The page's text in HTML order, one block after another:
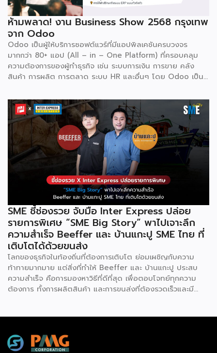
ห้ามพลาด! งาน Business Show 2568 กรุงเทพ
จาก Odoo
Odoo เป็นผู้ให้บริการซอฟต์แวร์ที่มีแอปพิลเคชันครบวงจร
มากกว่า 80+ แอป (All – in – One Platform) ที่ครอบคลุม
ความต้องการของผู้ทำธุรกิจ เช่น ระบบการเงิน การขาย คลัง
สินค้า การผลิต การตลาด ระบบ HR และอื่นๆ โดย Odoo เป็นผู้
เบลเยี่ยมให้บริการใน 19 แห่งทั่วโลก รวมถึงสหรัฐอเมริกา ฮ่องกง
อินโดนีเซีย และดูไบ ปัจจุบัน Odoo ให้บริการผู้ใช้งานในไทย
มากกว่า 4 แสนราย และมีผู้ใช้งานมากกว่า 6 ล้านคนทั่วเอเชีย ปีนี้
Odoo กลับมาจัดงาน Business Roadshow 2568 ภายใต้
Concept พลิกธุรกิจให้กำไร ต่อยอดธุรกิจของคุณด้วย
ซอฟต์แวร์ ERP ที่มาปลดล็อกทุกธุรกิจในประเทศไทยผ่านการนำ
เทคโนโลยีใหม่สุดล้ำ ยกระดับองค์กรของคุณไปสู่ระบบดิจิทัล
พร้อมกับโอกาสที่จะได้เข้ามาเป็นพาร์ทเนอร์ระดับมืออาชีพร่วมกับ
SME ชี้ช่องรวย จับมือ Inter Express ปล่อย
รายการพิเศษ “SME Big Story” พาไปเจาะลึก
ความสำเร็จ Beeffer และ บ้านแกะปู SME ไทย ที่
เติบโตได้ด้วยขนส่ง
โลกของธุรกิจในท้องถิ่นที่ต้องการเติบโต ย่อมเผชิญกับความ
ท้าทายมากมาย แต่สิ่งที่ทำให้ Beeffer และ บ้านแกะปู ประสบ
ความสำเร็จ คือการมองหาวิธีที่ดีที่สุด เพื่อตอบโจทย์ทุกความ
ต้องการ ทั้งการผลิตสินค้า และการขนส่งที่ต้องรวดเร็วและมี
วัวในจังหวัดระยอง และขยายสู่การเป็นแบรนด์ที่ได้รับความนิยม